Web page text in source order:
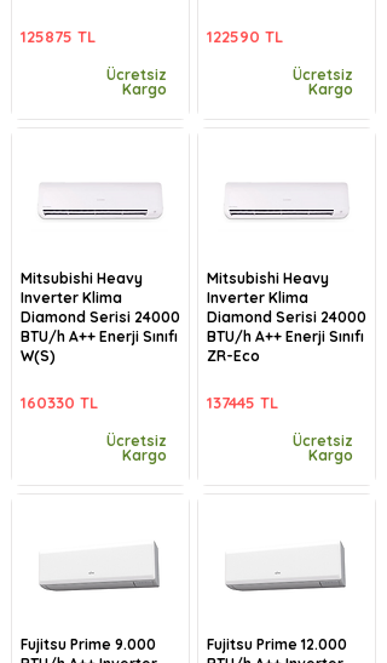
125875 TL
Ücretsiz
Kargo
Mitsubishi Heavy
Inverter Klima
Diamond Serisi 24000
BTU/h A++ Enerji Sınıfı
W(S)
160330 TL
Ücretsiz
Kargo
Fujitsu Prime 9.000
122590 TL
Ücretsiz
Kargo
Mitsubishi Heavy
Inverter Klima
Diamond Serisi 24000
BTU/h A++ Enerji Sınıfı
ZR-Eco
137445 TL
Ücretsiz
Kargo
Fujitsu Prime 12.000